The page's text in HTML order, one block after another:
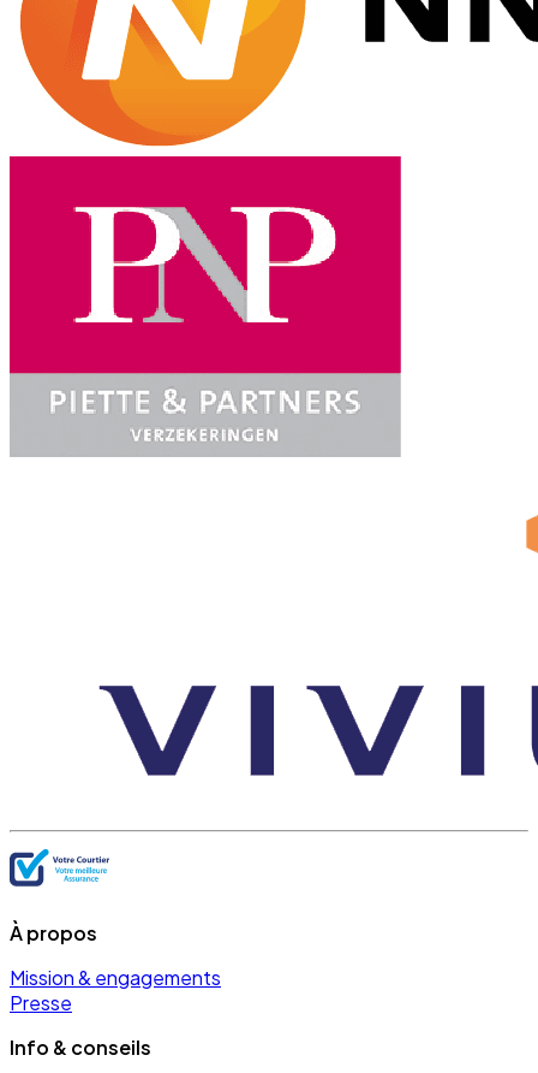
À propos
Mission & engagements
Presse
Info & conseils